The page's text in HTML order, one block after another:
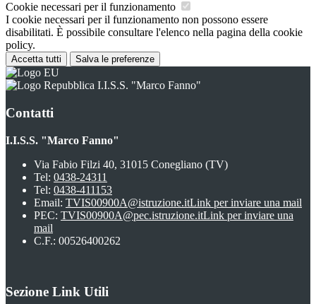
Cookie necessari per il funzionamento
I cookie necessari per il funzionamento non possono essere
disabilitati. È possibile consultare l'elenco nella pagina della cookie
policy.
Accetta tutti Salva le preferenze
I.I.S.S. "Marco Fanno"
Contatti
I.I.S.S. "Marco Fanno"
Via Fabio Filzi 40, 31015 Conegliano (TV)
Tel: 0438-24311
Tel: 0438-411153
Email: TVIS00900A@istruzione.itLink per inviare una mail
PEC: TVIS00900A@pec.istruzione.itLink per inviare una
mail
C.F.: 00526400262
Sezione Link Utili